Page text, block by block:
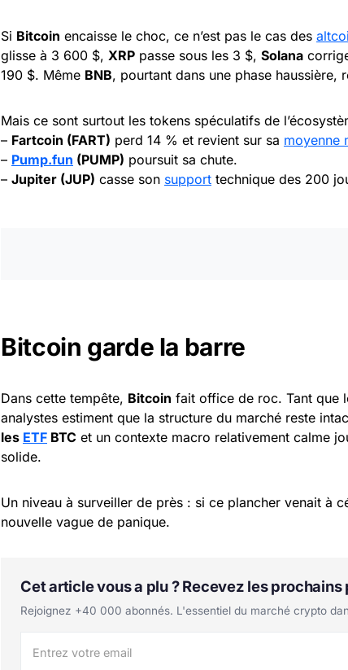
Si Bitcoin encaisse le choc, ce n’est pas le cas des
glisse à 3 600 $, XRP passe sous les 3 $, Solana
190 $. Même BNB, pourtant dans une phase haussière,
Mais ce sont surtout les tokens spéculatifs de
– Fartcoin (FART) perd 14 % et revient sur sa moyenne
– Pump.fun (PUMP) poursuit sa chute.
– Jupiter (JUP) casse son support technique des 200
Bitcoin garde la barre
Dans cette tempête, Bitcoin fait office de roc. Tant que
analystes estiment que la structure du marché reste
les ETF BTC et un contexte macro relativement calme
solide.
Un niveau à surveiller de près : si ce plancher venait à
nouvelle vague de panique.
Cet article vous a plu ? Recevez les prochains
Rejoignez +40 000 abonnés. L'essentiel du marché crypto